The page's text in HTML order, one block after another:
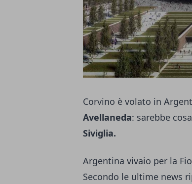
Corvino è volato in
Avellaneda: sarebbe
Siviglia.
Argentina vivaio per la
Secondo le ultime news